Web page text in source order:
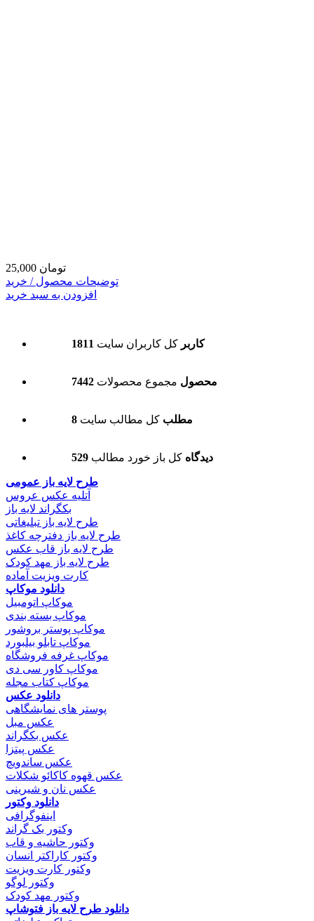
25,000 تومان
توضیحات محصول / خرید
افزودن به سبد خرید
1811 کاربر کل کاربران سایت
7442 محصول مجموع محصولات
8 مطلب کل مطالب سایت
529 دیدگاه کل باز خورد مطالب
طرح لایه باز عمومی
آتلیه عکس عروس
بکگراند لایه باز
طرح لایه باز تبلیغاتی
طرح لایه باز دفترچه کاغذ
طرح لایه باز قاب عکس
طرح لایه باز مهد کودک
کارت ویزیت آماده
دانلود موکاپ
موکاپ اتومبیل
موکاپ بسته بندی
موکاپ پوستر بروشور
موکاپ تابلو بیلبورد
موکاپ غرفه فروشگاه
موکاپ کاور سی دی
موکاپ کتاب مجله
دانلود عکس
پوستر های نمایشگاهی
عکس مبل
عکس بکگراند
عکس پیتزا
عکس ساندویچ
عکس قهوه کاکائو شکلات
عکس نان و شیرینی
دانلود وکتور
اینفوگرافی
وکتور بک گراند
وکتور حاشیه و قاب
وکتور کاراکتر انسان
وکتور کارت ویزیت
وکتور لوگو
وکتور مهد کودک
دانلود طرح لایه باز فتوشاپ